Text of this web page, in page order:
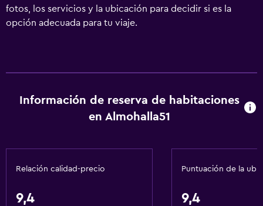
fotos, los servicios y la ubicación para decidir si es la
opción adecuada para tu viaje.
Información de reserva de habitaciones
en Almohalla51
Relación calidad-precio
9,4
Puntuación de la
9,4